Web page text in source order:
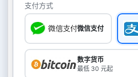
支付方式
微信支付
数字货币
最低 30 元起